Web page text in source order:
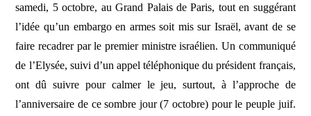
samedi, 5 octobre, au Grand Palais de Paris, tout en suggérant
l’idée qu’un embargo en armes soit mis sur Israël, avant de se
faire recadrer par le premier ministre israélien. Un communiqué
de l’Elysée, suivi d’un appel téléphonique du président français,
ont dû suivre pour calmer le jeu, surtout, à l’approche de
l’anniversaire de ce sombre jour (7 octobre) pour le peuple juif.